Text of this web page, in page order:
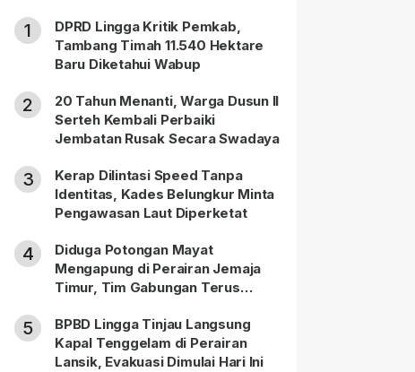
1
DPRD Lingga Kritik Pemkab,
Tambang Timah 11.540 Hektare
Baru Diketahui Wabup
2
20 Tahun Menanti, Warga Dusun II
Serteh Kembali Perbaiki
Jembatan Rusak Secara Swadaya
3
Kerap Dilintasi Speed Tanpa
Identitas, Kades Belungkur Minta
Pengawasan Laut Diperketat
4
Diduga Potongan Mayat
Mengapung di Perairan Jemaja
Timur, Tim Gabungan Terus
5
BPBD Lingga Tinjau Langsung
Kapal Tenggelam di Perairan
Lansik, Evakuasi Dimulai Hari Ini